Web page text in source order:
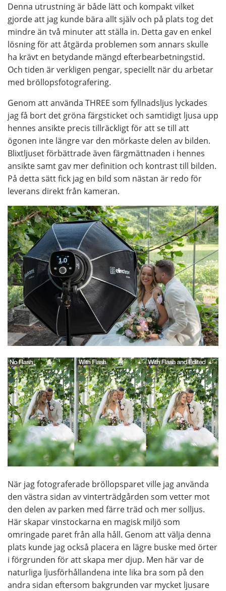
Denna utrustning är både lätt och kompakt vilket
gjorde att jag kunde bära allt själv och på plats tog det
mindre än två minuter att ställa in. Detta gav en enkel
lösning för att åtgärda problemen som annars skulle
ha krävt en betydande mängd efterbearbetningstid.
Och tiden är verkligen pengar, speciellt när du arbetar
med bröllopsfotografering.
Genom att använda THREE som fyllnadsljus lyckades
jag få bort det gröna färgsticket och samtidigt ljusa upp
hennes ansikte precis tillräckligt för att se till att
ögonen inte längre var den mörkaste delen av bilden.
Blixtljuset förbättrade även färgmättnaden i hennes
ansikte samt gav mer definition och kontrast till bilden.
På detta sätt fick jag en bild som nästan är redo för
leverans direkt från kameran.
När jag fotograferade bröllopsparet ville jag använda
den västra sidan av vinterträdgården som vetter mot
den delen av parken med färre träd och mer solljus.
Här skapar vinstockarna en magisk miljö som
omringade paret från alla håll. Genom att välja denna
plats kunde jag också placera en lägre buske med örter
i förgrunden för att skapa mer djup. Men här var de
naturliga ljusförhållandena inte lika bra som på den
andra sidan eftersom bakgrunden var mycket ljusare